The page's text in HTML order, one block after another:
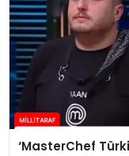
‘MasterChef